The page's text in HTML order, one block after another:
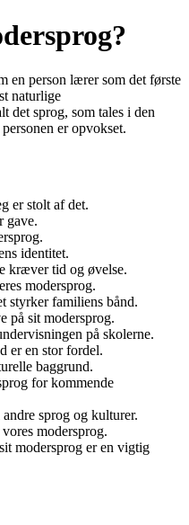
en person lærer som det første
naturlige
det sprog, som tales i den
er opvokset.
er stolt af det.
gave.
identitet.
kræver tid og øvelse.
modersprog.
styrker familiens bånd.
på sit modersprog.
på skolerne.
er en stor fordel.
baggrund.
for kommende
sprog og kulturer.
modersprog.
modersprog er en vigtig